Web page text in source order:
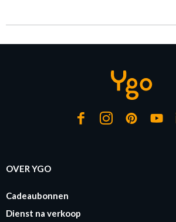
OVER YGO
Cadeaubonnen
Dienst na verkoop